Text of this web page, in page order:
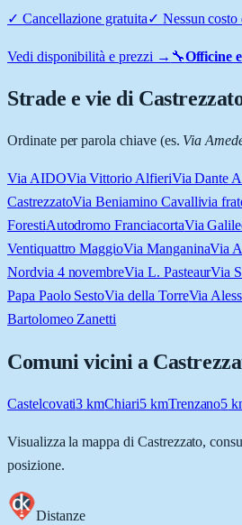
✓ Cancellazione gratuita✓ Nessun
Vedi disponibilità e prezzi → 🔧Officine
Strade e vie di
Ordinate per parola chiave (es. Via
Via AIDOVia Vittorio AlfieriVia Dante
CastrezzatoVia Beniamino Cavallivia
ForestiAutodromo FranciacortaVia
Ventiquattro MaggioVia ManganinaVia
Nordvia 4 novembreVia L. PasteaurVia
Papa Paolo SestoVia della TorreVia
Bartolomeo Zanetti
Comuni vicini a
Castelcovati3 kmChiari5kmTrenzano5
Visualizza la mappa di Castrezzato,
posizione.
Distanze